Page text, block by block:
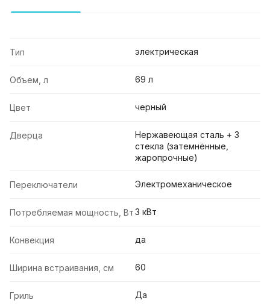
Тип электрическая
Объем, л 69 л
Цвет черный
Дверца
Нержавеющая сталь + 3
стекла (затемнённые,
жаропрочные)
Переключатели Электромеханическое
Потребляемая мощность, Вт3 кВт
Конвекция да
Ширина встраивания, см 60
Гриль Да